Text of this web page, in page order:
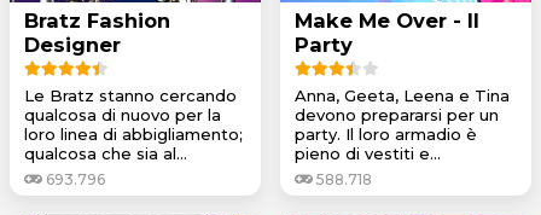
Bratz Fashion
Designer
Le Bratz stanno cercando
qualcosa di nuovo per la
loro linea di abbigliamento;
qualcosa che sia al...
693.796
Make Me Over - Il
Party
Anna, Geeta, Leena e Tina
devono prepararsi per un
party. Il loro armadio è
pieno di vestiti e...
588.718